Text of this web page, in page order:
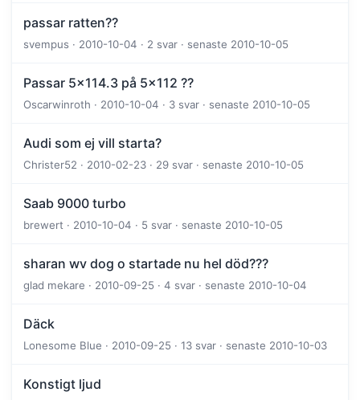
passar ratten??
svempus · 2010-10-04 · 2 svar · senaste 2010-10-05
Passar 5x114.3 på 5x112 ??
Oscarwinroth · 2010-10-04 · 3 svar · senaste 2010-10-05
Audi som ej vill starta?
Christer52 · 2010-02-23 · 29 svar · senaste 2010-10-05
Saab 9000 turbo
brewert · 2010-10-04 · 5 svar · senaste 2010-10-05
sharan wv dog o startade nu hel död???
glad mekare · 2010-09-25 · 4 svar · senaste 2010-10-04
Däck
Lonesome Blue · 2010-09-25 · 13 svar · senaste 2010-10-03
Konstigt ljud